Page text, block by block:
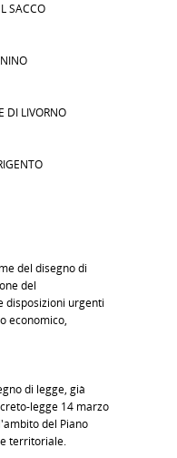
SACCO
DI LIVORNO
del disegno di
del
disposizioni urgenti
economico,
di legge, già
legge 14 marzo
del Piano
territoriale.